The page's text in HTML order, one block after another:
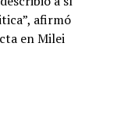
afirmó
en Milei